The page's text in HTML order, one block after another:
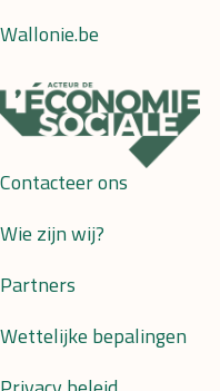
Wallonie.be
Contacteer ons
Wie zijn wij?
Partners
Wettelijke bepalingen